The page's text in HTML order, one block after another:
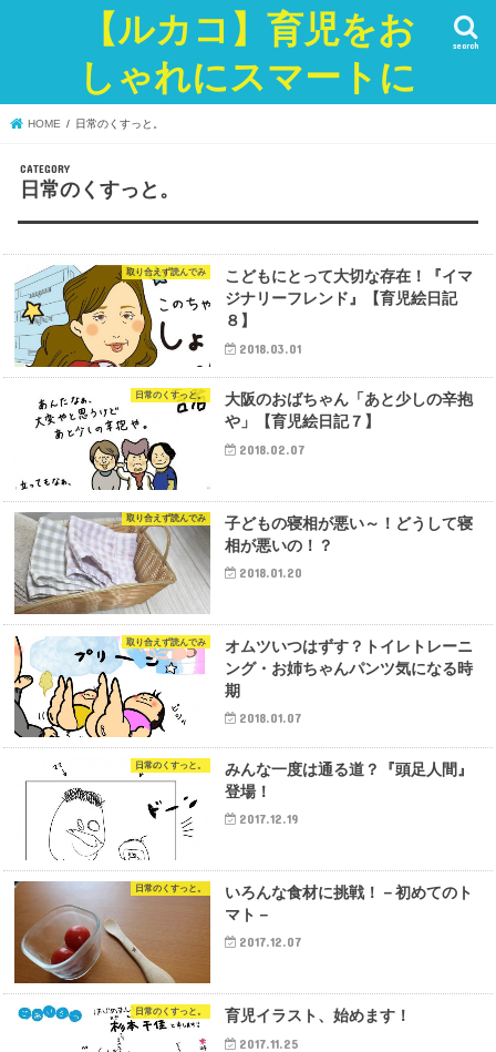
【ルカコ】育児をお
しゃれにスマートに
search
HOME 日常のくすっと。
日常のくすっと。
取り合えず読んでみ
こどもにとって大切な存在！『イマ
ジナリーフレンド』【育児絵日記
８】
2018.03.01
日常のくすっと。
大阪のおばちゃん「あと少しの辛抱
や」【育児絵日記７】
2018.02.07
取り合えず読んでみ
子どもの寝相が悪い～！どうして寝
相が悪いの！？
2018.01.20
取り合えず読んでみ
オムツいつはずす？トイレトレーニ
ング・お姉ちゃんパンツ気になる時
期
2018.01.07
日常のくすっと。
みんな一度は通る道？『頭足人間』
登場！
2017.12.19
日常のくすっと。
いろんな食材に挑戦！－初めてのト
マト－
2017.12.07
日常のくすっと。 育児イラスト、始めます！
2017.11.25